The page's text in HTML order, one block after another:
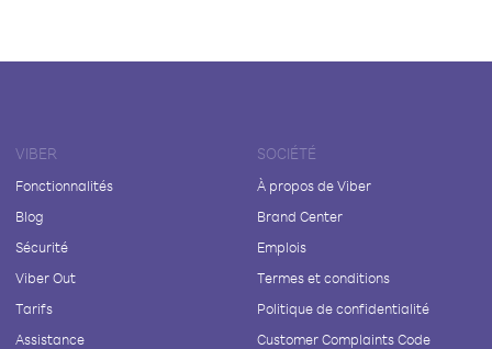
VIBER
Fonctionnalités
Blog
Sécurité
Viber Out
Tarifs
Assistance
SOCIÉTÉ
À propos de Viber
Brand Center
Emplois
Termes et conditions
Politique de confidentialité
Customer Complaints Code